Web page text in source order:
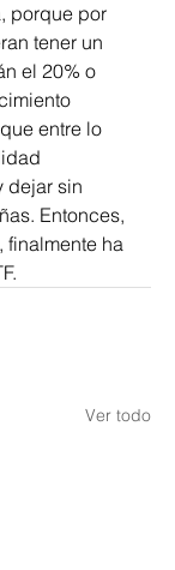
porque por
tener un
el 20% o
entre lo
dejar sin
Entonces,
finalmente ha
Ver todo